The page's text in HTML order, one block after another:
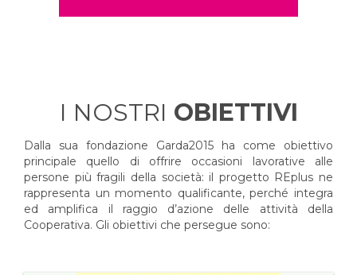
I NOSTRI OBIETTIVI
Dalla sua fondazione Garda2015 ha come obiettivo
principale quello di offrire occasioni lavorative alle
persone più fragili della società: il progetto REplus ne
rappresenta un momento qualificante, perché integra
ed amplifica il raggio d’azione delle attività della
Cooperativa. Gli obiettivi che persegue sono: